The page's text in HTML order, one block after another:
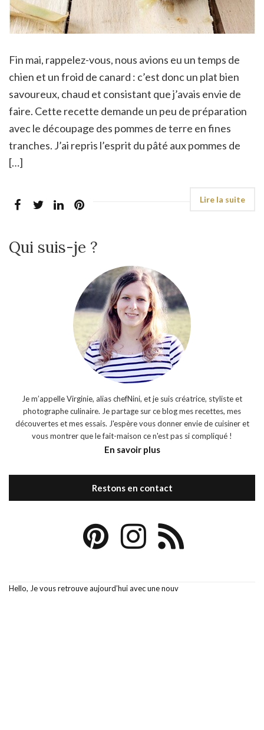
Fin mai, rappelez-vous, nous avions eu un temps de
chien et un froid de canard : c’est donc un plat bien
savoureux, chaud et consistant que j’avais envie de
faire. Cette recette demande un peu de préparation
avec le découpage des pommes de terre en fines
tranches. J’ai repris l’esprit du pâté aux pommes de
[…]
Qui suis-je ?
Je m’appelle Virginie, alias chefNini, et je suis créatrice, styliste et
photographe culinaire. Je partage sur ce blog mes recettes, mes
découvertes et mes essais. J'espère vous donner envie de cuisiner et
vous montrer que le fait-maison ce n'est pas si compliqué !
En savoir plus
Restons en contact
Hello, Je vous retrouve aujourd’hui avec une nouv